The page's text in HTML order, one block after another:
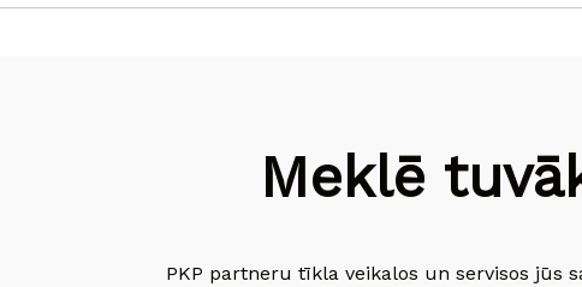
Meklē
PKP partneru tīkla veikalos un servisos jūs